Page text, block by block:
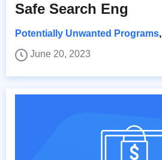
Safe Search Eng
Potentially Unwanted Programs,
June 20, 2023